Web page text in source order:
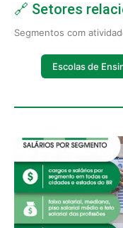
🔗 Setores
Segmentos com
Escolas de